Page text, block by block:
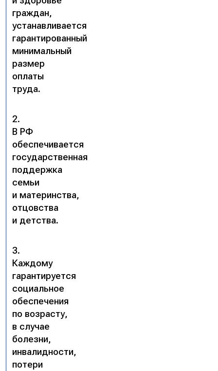
граждан,
устанавливается
гарантированный
минимальный
размер
оплаты
труда.
2.
В РФ
обеспечивается
государственная
поддержка
семьи
и материнства,
отцовства
и детства.
3.
Каждому
гарантируется
социальное
обеспечения
по возрасту,
в случае
болезни,
инвалидности,
потери